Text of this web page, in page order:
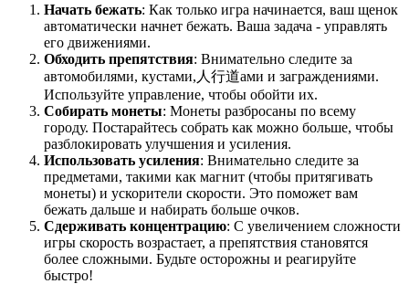
Начать бежать: Как только игра начинается, ваш щенок
автоматически начнет бежать. Ваша задача - управлять
его движениями.
Обходить препятствия: Внимательно следите за
автомобилями, кустами,人行道ами и заграждениями.
Используйте управление, чтобы обойти их.
Собирать монеты: Монеты разбросаны по всему
городу. Постарайтесь собрать как можно больше, чтобы
разблокировать улучшения и усиления.
Использовать усиления: Внимательно следите за
предметами, такими как магнит (чтобы притягивать
монеты) и ускорители скорости. Это поможет вам
бежать дальше и набирать больше очков.
Сдерживать концентрацию: С увеличением сложности
игры скорость возрастает, а препятствия становятся
более сложными. Будьте осторожны и реагируйте
быстро!